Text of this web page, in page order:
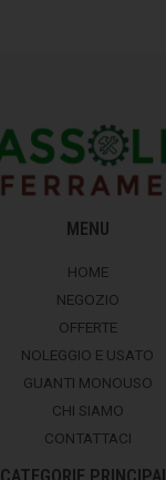
MENU
HOME
NEGOZIO
OFFERTE
NOLEGGIO E USATO
GUANTI MONOUSO
CHI SIAMO
CONTATTACI